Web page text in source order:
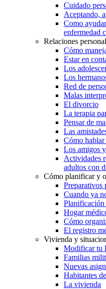
Cuidado
Aceptando,
Como
enfermedad
Relaciones
Cómo
Estar en
Los
Los
Red de
Malas
El divorcio
La terapia
Pensar de
Las
Cómo
Los amigos
Actividades
adultos con
Cómo planificar y
Preparativos
Cuando ya
Planificación
Hogar
Cómo
El registro
Vivienda y
Modificar tu
Familias
Nuevas
Habitantes
La vivienda